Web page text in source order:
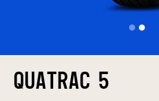
QUATRAC 5